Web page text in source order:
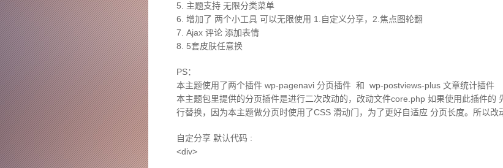
5. 主题支持 无限分类菜单
6. 增加了 两个小工具 可以无限使用 1.自定义分享，2.焦点图轮翻
7. Ajax 评论 添加表情
8. 5套皮肤任意换
PS：
本主题使用了两个插件 wp-pagenavi 分页插件 和 wp-postviews-plus 文章统计插件
本主题包里提供的分页插件是进行二次改动的，改动文件core.php 如果使用此插件的
行替换，因为本主题做分页时使用了CSS 滑动门，为了更好自适应 分页长度。所以改
自定分享 默认代码 :
<div>